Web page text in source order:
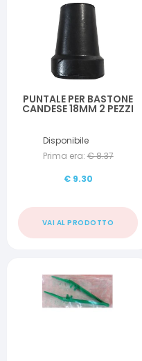
PUNTALE PER BASTONE
CANDESE 18MM 2 PEZZI
Disponibile
Prima era: €8.37
€ 9.30
VAI AL PRODOTTO